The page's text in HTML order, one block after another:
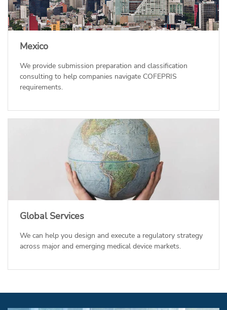
Mexico
We provide submission preparation and classification
consulting to help companies navigate COFEPRIS
requirements.
Global Services
We can help you design and execute a regulatory strategy
across major and emerging medical device markets.